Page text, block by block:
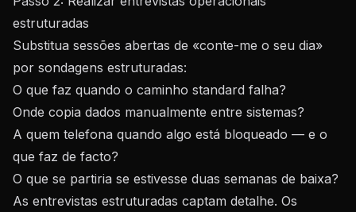
estruturadas
Substitua sessões abertas de «conte-me o seu dia»
por sondagens estruturadas:
O que faz quando o caminho standard falha?
Onde copia dados manualmente entre sistemas?
A quem telefona quando algo está bloqueado — e o
que faz de facto?
O que se partiria se estivesse duas semanas de baixa?
As entrevistas estruturadas captam detalhe. Os